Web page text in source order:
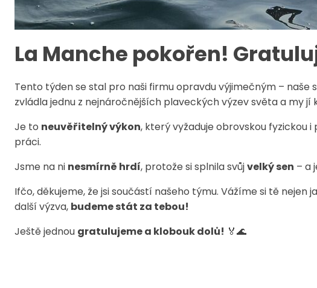
La Manche pokořen!
Tento týden se stal pro naši firmu opravdu výjimečným – naše
zvládla jednu z nejnáročnějších plaveckých výzev světa a my jí
Je to neuvěřitelný výkon, který vyžaduje obrovskou fyzickou
práci.
Jsme na ni nesmírně hrdí, protože si splnila svůjvelký sen – a
Ifčo, děkujeme, že jsi součástí našeho týmu. Vážíme si tě
další výzva, budeme stát za tebou!
Ještě jednou gratulujeme a klobouk dolů! 🏅🌊